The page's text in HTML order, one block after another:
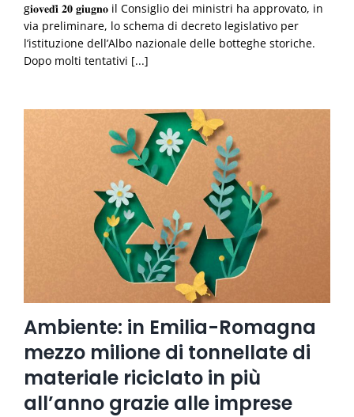
g𝐢𝐨𝐯𝐞𝐝𝐢̀ 𝟐𝟎 𝐠𝐢𝐮𝐠𝐧𝐨 il Consiglio dei ministri ha approvato, in
via preliminare, lo schema di decreto legislativo per
l’istituzione dell’Albo nazionale delle botteghe storiche.
Dopo molti tentativi [...]
Ambiente: in Emilia-Romagna
mezzo milione di tonnellate di
materiale riciclato in più
all’anno grazie alle imprese